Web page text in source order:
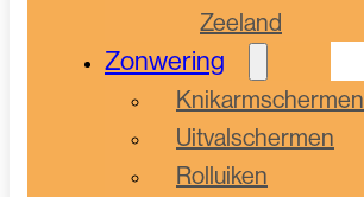
Zeeland
Zonwering
Knikarmschermen
Uitvalschermen
Rolluiken